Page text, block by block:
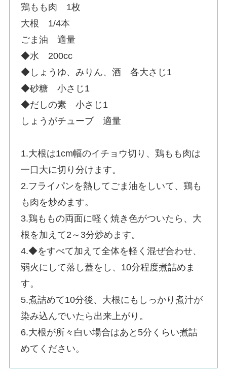
鶏もも肉 1枚
大根 1/4本
ごま油 適量
◆水 200cc
◆しょうゆ、みりん、酒 各大さじ1
◆砂糖 小さじ1
◆だしの素 小さじ1
しょうがチューブ 適量
1.大根は1cm幅のイチョウ切り、鶏もも肉は
一口大に切り分けます。
2.フライパンを熱してごま油をしいて、鶏も
も肉を炒めます。
3.鶏ももの両面に軽く焼き色がついたら、大
根を加えて2～3分炒めます。
4.◆をすべて加えて全体を軽く混ぜ合わせ、
弱火にして落し蓋をし、10分程度煮詰めま
す。
5.煮詰めて10分後、大根にもしっかり煮汁が
染み込んでいたら出来上がり。
6.大根が所々白い場合はあと5分くらい煮詰
めてください。